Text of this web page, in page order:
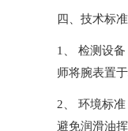
四、技术标
1、 检测设
师将腕表置
2、 环境标
避免润滑油